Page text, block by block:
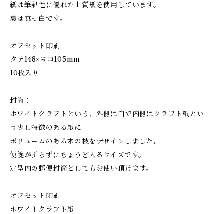
紙は筆記性に優れた上質紙を使用しています。
裏は真っ白です。
オフセット印刷
タテ148×ヨコ105mm
10枚入り
封筒：
ホワイトクラフトという、外側は白で内側はクラフト紙とい
う少し特徴のある紙に
ボリュームのある木の枝をデザインしました。
便箋が折らずにちょうど入るサイズです。
定型内の郵便封筒としてもお使い頂けます。
オフセット印刷
ホワイトクラフト紙